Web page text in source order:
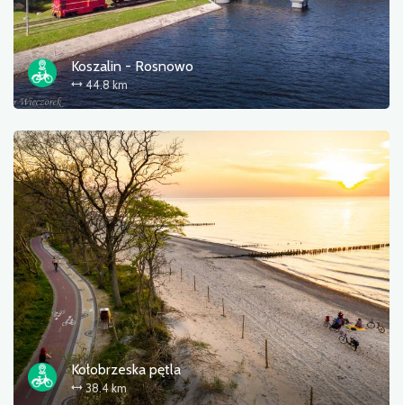
Koszalin - Rosnowo
44.8 km
Kołobrzeska pętla
38.4 km